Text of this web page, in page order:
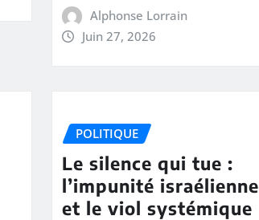
Alphonse Lorrain
Juin 27, 2026
POLITIQUE
Le silence qui tue :
l’impunité israélienne
et le viol systémique